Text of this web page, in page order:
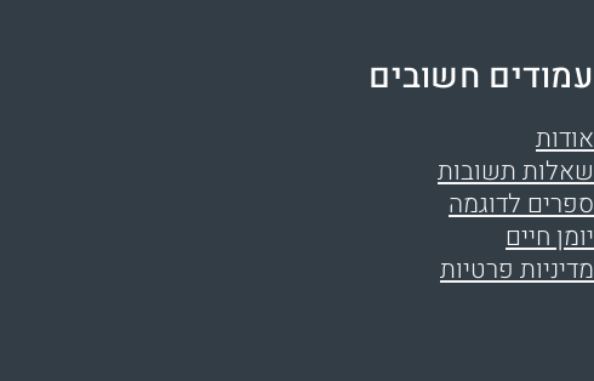
עמודים חשובים
אודות
שאלות תשובות
ספרים לדוגמה
יומן חיים
מדיניות פרטיות